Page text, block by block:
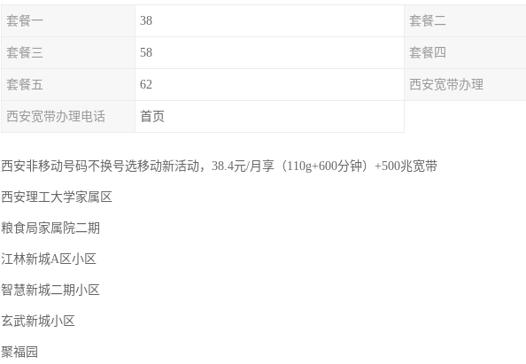
套餐一 38 套餐二
套餐三 58 套餐四
套餐五 62 西安宽带办理
西安宽带办理电话 首页
西安非移动号码不换号选移动新活动，38.4元/月享（110g+600分钟）+500兆宽带
西安理工大学家属区
粮食局家属院二期
江林新城A区小区
智慧新城二期小区
玄武新城小区
聚福园